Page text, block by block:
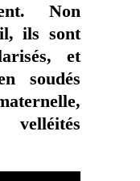
Non
ils sont
et
soudés